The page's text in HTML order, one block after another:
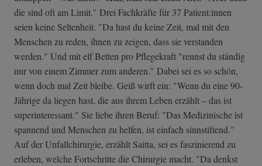
die sind oft am Limit." Drei Fachkräfte für 37 Patient:innen
seien keine Seltenheit. "Da hast du keine Zeit, mal mit den
Menschen zu reden, ihnen zu zeigen, dass sie verstanden
werden." Und mit elf Betten pro Pflegekraft "rennst du ständig
nur von einem Zimmer zum anderen." Dabei sei es so schön,
wenn doch mal Zeit bleibe. Geiß wirft ein: "Wenn du eine 90-
Jährige da liegen hast, die aus ihrem Leben erzählt – das ist
superinteressant." Sie liebe ihren Beruf: "Das Medizinische ist
spannend und Menschen zu helfen, ist einfach sinnstiftend."
Auf der Unfallchirurgie, erzählt Saitta, sei es faszinierend zu
erleben, welche Fortschritte die Chirurgie macht. "Da denkst